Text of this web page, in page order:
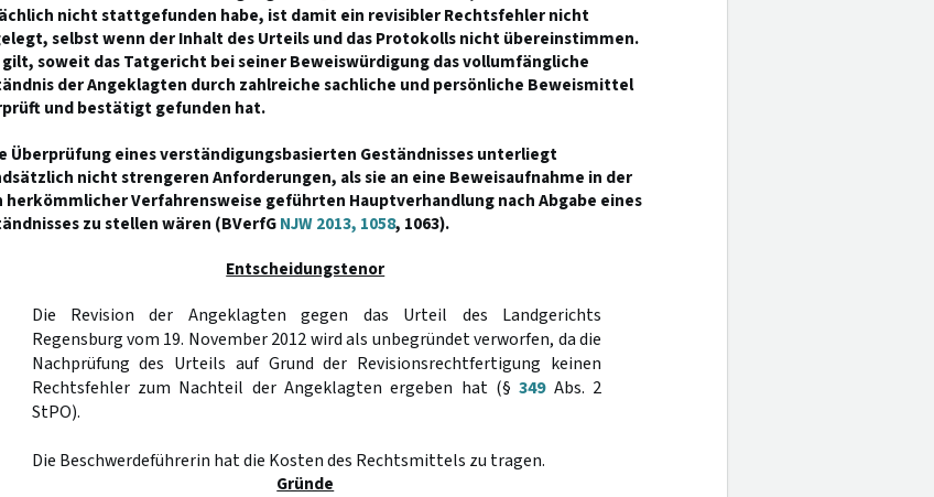
nicht stattgefunden habe, ist damit ein revisibler Rechtsfehler nicht
selbst wenn der Inhalt des Urteils und das Protokolls nicht übereinstimmen.
gilt, soweit das Tatgericht bei seiner Beweiswürdigung das vollumfängliche
der Angeklagten durch zahlreiche sachliche und persönliche Beweismittel
und bestätigt gefunden hat.
Überprüfung eines verständigungsbasierten Geständnisses unterliegt
nicht strengeren Anforderungen, als sie an eine Beweisaufnahme in der
herkömmlicher Verfahrensweise geführten Hauptverhandlung nach Abgabe eines
zu stellen wären (BVerfGNJW 2013, 1058, 1063).
Entscheidungstenor
Die Revision der Angeklagten gegen das Urteil des Landgerichts
Regensburg vom 19. November 2012 wird als unbegründet verworfen, da die
Nachprüfung des Urteils auf Grund der Revisionsrechtfertigung keinen
Rechtsfehler zum Nachteil der Angeklagten ergeben hat (§349Abs. 2
StPO).
Die Beschwerdeführerin hat die Kosten des Rechtsmittels zu tragen.
Gründe